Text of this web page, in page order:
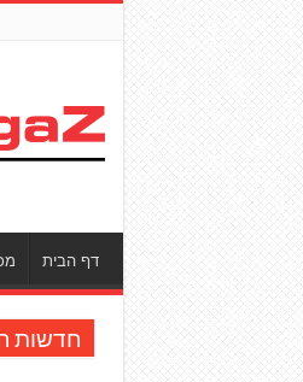
דף הבית
חדשות